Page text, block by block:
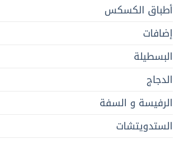
أطباق الكسكس
إضافات
البسطيلة
الدجاج
الرفيسة و السفة
الستدويتشات